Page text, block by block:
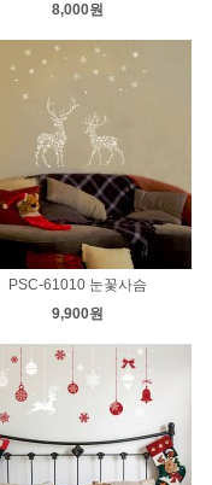
8,000원
PSC-61010 눈꽃사슴
9,900원